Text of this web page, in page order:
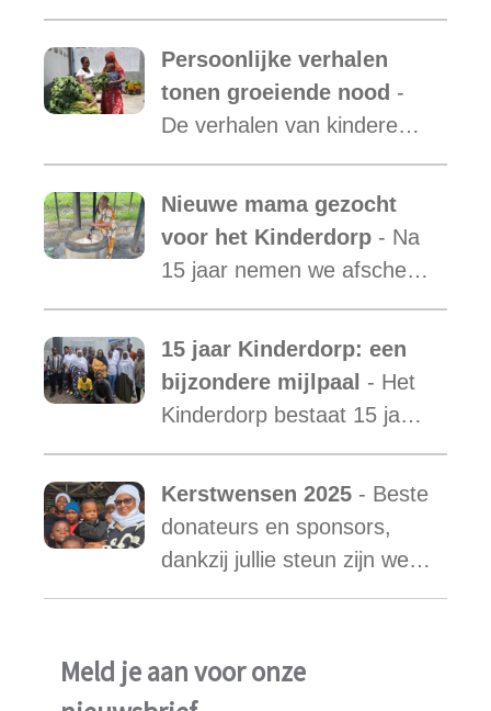
met daarin opgenomen het
verslag van de activiteiten
van Malaika Kids Tanzania
is uit.
Persoonlijke verhalen
tonen groeiende nood -
De verhalen van kinderen
laten zien hoe essentieel
onze ondersteuning is,
terwijl de vraag blijft
toenemen.
Nieuwe mama gezocht
voor het Kinderdorp - Na
15 jaar nemen we afscheid
van Mama Ester. We
starten de zoektocht naar
een nieuwe mama met een
warm hart voor onze
15 jaar Kinderdorp: een
bijzondere mijlpaal - Het
Kinderdorp bestaat 15 jaar
en groeide uit tot een plek
waar honderden kinderen
een stabiele toekomst
vonden.
Kerstwensen 2025 - Beste
donateurs en sponsors,
dankzij jullie steun zijn we
ook in het afgelopen jaar
Meld je aan voor onze